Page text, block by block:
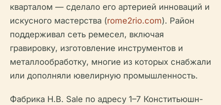
кварталом — сделало его артерией инноваций и
искусного мастерства (rome2rio.com). Район
поддерживал сеть ремесел, включая
гравировку, изготовление инструментов и
металлообработку, многие из которых снабжали
или дополняли ювелирную промышленность.
Фабрика H.B. Sale по адресу 1–7 Конститьюшн-